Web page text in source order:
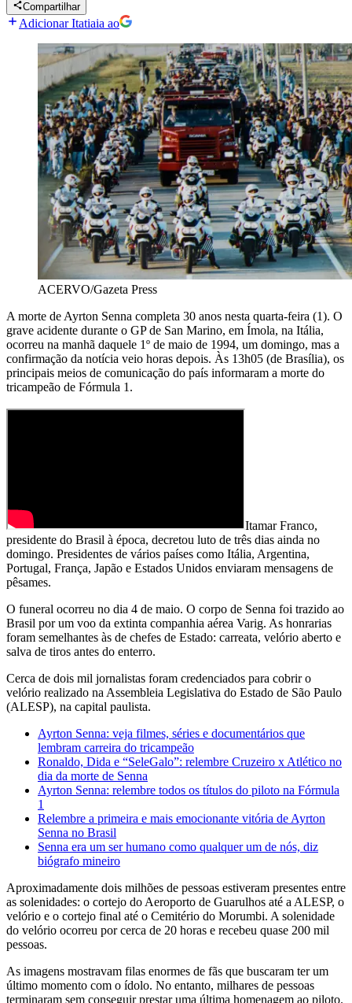
Compartilhar
Adicionar Itatiaia ao
ACERVO/Gazeta Press
A morte de Ayrton Senna completa 30 anos nesta quarta-feira (1). O
grave acidente durante o GP de San Marino, em Ímola, na Itália,
ocorreu na manhã daquele 1º de maio de 1994, um domingo, mas a
confirmação da notícia veio horas depois. Às 13h05 (de Brasília), os
principais meios de comunicação do país informaram a morte do
tricampeão de Fórmula 1.
Itamar Franco,
presidente do Brasil à época, decretou luto de três dias ainda no
domingo. Presidentes de vários países como Itália, Argentina,
Portugal, França, Japão e Estados Unidos enviaram mensagens de
pêsames.
O funeral ocorreu no dia 4 de maio. O corpo de Senna foi trazido ao
Brasil por um voo da extinta companhia aérea Varig. As honrarias
foram semelhantes às de chefes de Estado: carreata, velório aberto e
salva de tiros antes do enterro.
Cerca de dois mil jornalistas foram credenciados para cobrir o
velório realizado na Assembleia Legislativa do Estado de São Paulo
(ALESP), na capital paulista.
Ayrton Senna: veja filmes, séries e documentários que
lembram carreira do tricampeão
Ronaldo, Dida e “SeleGalo”: relembre Cruzeiro x Atlético no
dia da morte de Senna
Ayrton Senna: relembre todos os títulos do piloto na Fórmula
1
Relembre a primeira e mais emocionante vitória de Ayrton
Senna no Brasil
Senna era um ser humano como qualquer um de nós, diz
biógrafo mineiro
Aproximadamente dois milhões de pessoas estiveram presentes entre
as solenidades: o cortejo do Aeroporto de Guarulhos até a ALESP, o
velório e o cortejo final até o Cemitério do Morumbi. A solenidade
do velório ocorreu por cerca de 20 horas e recebeu quase 200 mil
pessoas.
As imagens mostravam filas enormes de fãs que buscaram ter um
último momento com o ídolo. No entanto, milhares de pessoas
terminaram sem conseguir prestar uma última homenagem ao piloto.